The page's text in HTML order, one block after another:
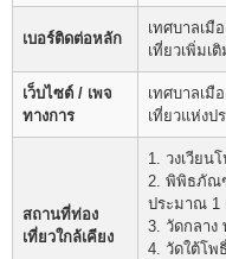
เบอร์ติดต่อหลัก
เทศบาลเมื
เที่ยวเพิ่มเ
เว็บไซต์ / เพจ
ทางการ
เทศบาลเมื
เที่ยวแห่งป
สถานที่ท่อง
เที่ยวใกล้เคียง
1. วงเวียน
2. พิพิธภัณ
ประมาณ 1
3. วัดกลาง
4. วัดใต้โพ